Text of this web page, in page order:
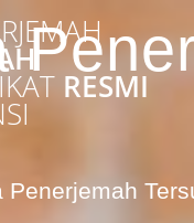
RESMI
Penerjemah